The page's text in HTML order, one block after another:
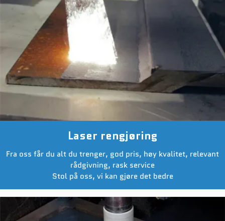
Laser rengjøring
Fra oss får du alt du trenger, god pris, høy kvalitet, relevant
rådgivning, rask service
Stol på oss, vi kan gjøre det bedre